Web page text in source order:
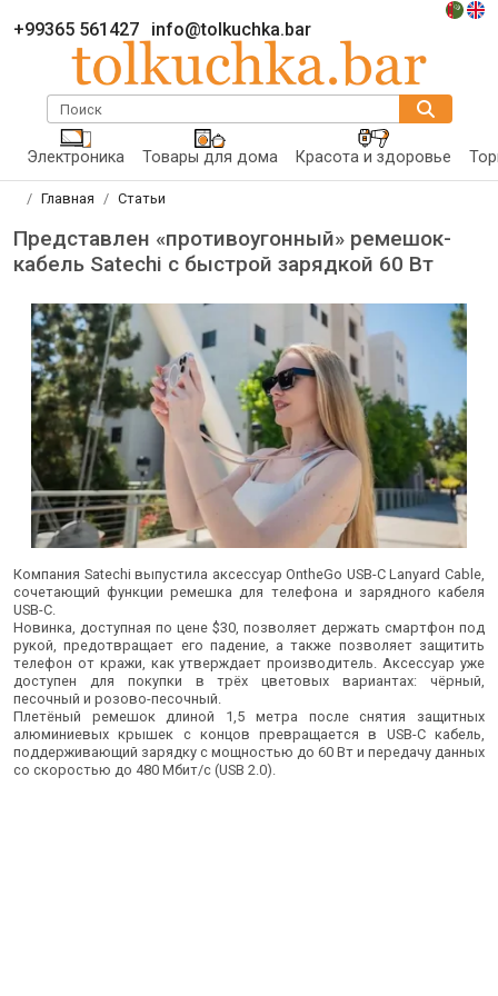
+99365 561427 info@tolkuchka.bar
Поиск
Электроника Товары для дома Красота и здоровье
Главная Статьи
Представлен «противоугонный» ремешок-
кабель Satechi с быстрой зарядкой 60 Вт
Компания Satechi выпустила аксессуар OntheGo USB-C Lanyard Cable,
сочетающий функции ремешка для телефона и зарядного кабеля
USB-C.
Новинка, доступная по цене $30, позволяет держать смартфон под
рукой, предотвращает его падение, а также позволяет защитить
телефон от кражи, как утверждает производитель. Аксессуар уже
доступен для покупки в трёх цветовых вариантах: чёрный,
песочный и розово-песочный.
Плетёный ремешок длиной 1,5 метра после снятия защитных
алюминиевых крышек с концов превращается в USB-C кабель,
поддерживающий зарядку с мощностью до 60 Вт и передачу данных
со скоростью до 480 Мбит/с (USB 2.0).